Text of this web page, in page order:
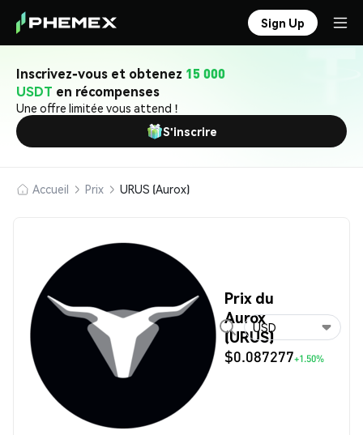
Sign Up
Inscrivez-vous et obtenez 15 000
USDT en récompenses
Une offre limitée vous attend !
S'inscrire
Accueil Prix URUS (Aurox)
Prix du
Aurox
(URUS)
$0.087277+1.50%
USD